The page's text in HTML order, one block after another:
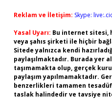
Reklam ve İletişim: Skype:
Yasal Uyarı: Bu internet sitesi,
veya şahıs şirketi ile hiçbir
Sitede yalnızca kendi
paylaşılmaktadır. Burada yer
taşımamakta olup, gerçek
paylaşım yapılmamaktadır.
benzerlikleri tamamen
taslak halindedir ve tavsiye